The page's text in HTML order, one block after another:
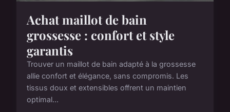
Achat maillot de bain
grossesse : confort et style
garantis
Trouver un maillot de bain adapté à la grossesse
allie confort et élégance, sans compromis. Les
tissus doux et extensibles offrent un maintien
optimal...